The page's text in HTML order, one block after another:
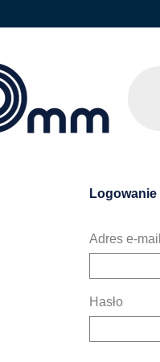
Logowanie
Adres e-mail
Hasło